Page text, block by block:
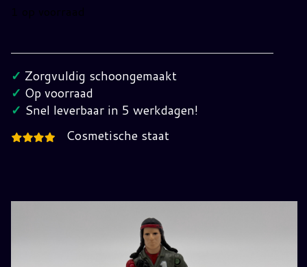
1 op voorraad
en
Freedom
G.I.
Joe
✓ Zorgvuldig schoongemaakt
✓ Op voorraad
✓ Snel leverbaar in 5 werkdagen!
Cosmetische staat